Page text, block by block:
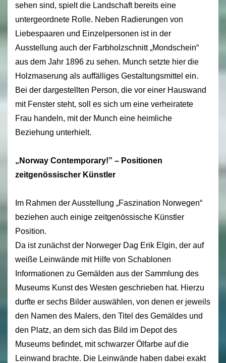
sehen sind, spielt die Landschaft bereits eine
untergeordnete Rolle. Neben Radierungen von
Liebespaaren und Einzelpersonen ist in der
Ausstellung auch der Farbholzschnitt „Mondschein“
aus dem Jahr 1896 zu sehen. Munch setzte hier die
Holzmaserung als auffälliges Gestaltungsmittel ein.
Bei der dargestellten Person, die vor einer Hauswand
mit Fenster steht, soll es sich um eine verheiratete
Frau handeln, mit der Munch eine heimliche
Beziehung unterhielt.
„Norway Contemporary!” – Positionen
zeitgenössischer Künstler
Im Rahmen der Ausstellung „Faszination Norwegen“
beziehen auch einige zeitgenössische Künstler
Position.
Da ist zunächst der Norweger Dag Erik Elgin, der auf
weiße Leinwände mit Hilfe von Schablonen
Informationen zu Gemälden aus der Sammlung des
Museums Kunst des Westen geschrieben hat. Hierzu
durfte er sechs Bilder auswählen, von denen er jeweils
den Namen des Malers, den Titel des Gemäldes und
den Platz, an dem sich das Bild im Depot des
Museums befindet, mit schwarzer Ölfarbe auf die
Leinwand brachte. Die Leinwände haben dabei exakt